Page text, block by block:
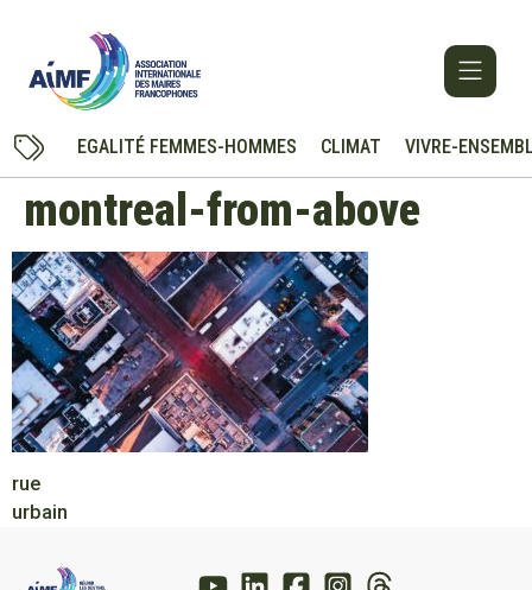
EGALITÉ FEMMES-HOMMES CLIMAT VIVRE-
montreal-from-above
rue
urbain